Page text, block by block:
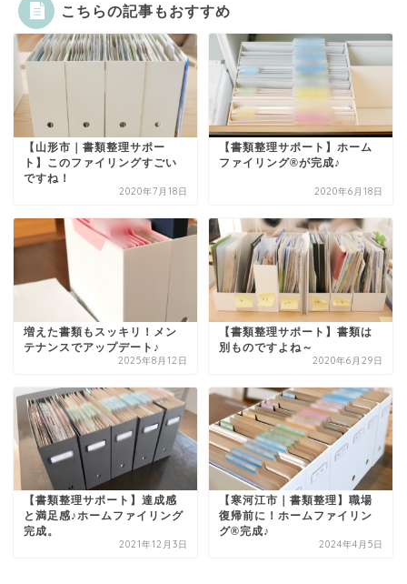
こちらの記事もおすすめ
【山形市｜書類整理サポー
ト】このファイリングすごい
ですね！
2020年7月18日
【書類整理サポート】ホーム
ファイリング®が完成♪
2020年6月18日
増えた書類もスッキリ！メン
テナンスでアップデート♪
2025年8月12日
【書類整理サポート】書類は
別ものですよね～
2020年6月29日
【書類整理サポート】達成感
と満足感♪ホームファイリング
完成。
2021年12月3日
【寒河江市｜書類整理】職場
復帰前に！ホームファイリン
グ®完成♪
2024年4月5日